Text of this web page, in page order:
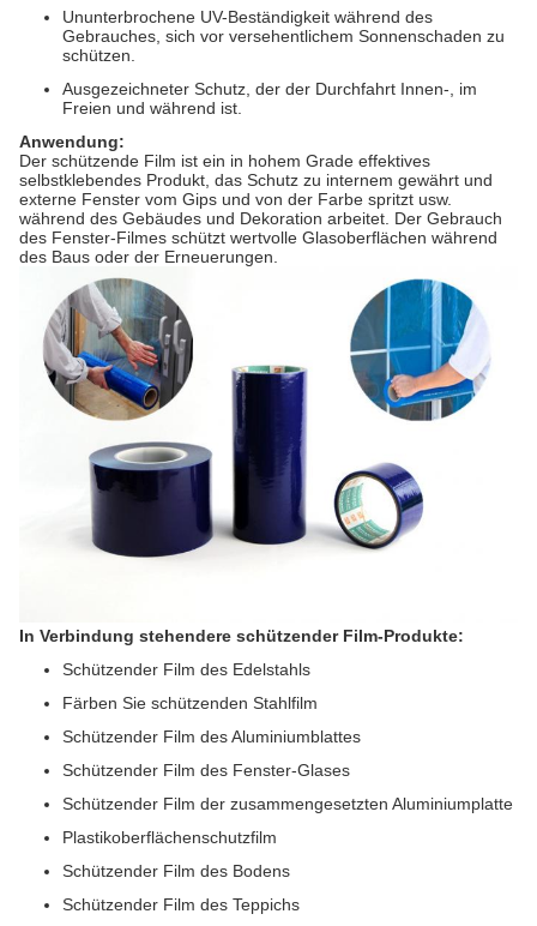
Ununterbrochene UV-Beständigkeit während des
Gebrauches, sich vor versehentlichem Sonnenschaden zu
schützen.
Ausgezeichneter Schutz, der der Durchfahrt Innen-, im
Freien und während ist.
Anwendung:
Der schützende Film ist ein in hohem Grade effektives
selbstklebendes Produkt, das Schutz zu internem gewährt und
externe Fenster vom Gips und von der Farbe spritzt usw.
während des Gebäudes und Dekoration arbeitet. Der Gebrauch
des Fenster-Filmes schützt wertvolle Glasoberflächen während
des Baus oder der Erneuerungen.
In Verbindung stehendere schützender Film-Produkte:
Schützender Film des Edelstahls
Färben Sie schützenden Stahlfilm
Schützender Film des Aluminiumblattes
Schützender Film des Fenster-Glases
Schützender Film der zusammengesetzten Aluminiumplatte
Plastikoberflächenschutzfilm
Schützender Film des Bodens
Schützender Film des Teppichs